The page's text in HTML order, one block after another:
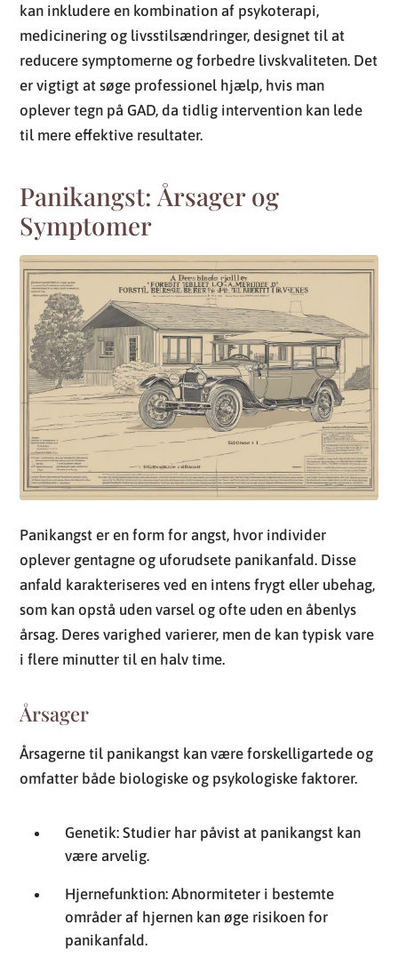
kan inkludere en kombination af psykoterapi,
medicinering og livsstilsændringer, designet til at
reducere symptomerne og forbedre livskvaliteten. Det
er vigtigt at søge professionel hjælp, hvis man
oplever tegn på GAD, da tidlig intervention kan lede
til mere effektive resultater.
Panikangst: Årsager og
Symptomer
Panikangst er en form for angst, hvor individer
oplever gentagne og uforudsete panikanfald. Disse
anfald karakteriseres ved en intens frygt eller ubehag,
som kan opstå uden varsel og ofte uden en åbenlys
årsag. Deres varighed varierer, men de kan typisk vare
i flere minutter til en halv time.
Årsager
Årsagerne til panikangst kan være forskelligartede og
omfatter både biologiske og psykologiske faktorer.
Genetik: Studier har påvist at panikangst kan
være arvelig.
Hjernefunktion: Abnormiteter i bestemte
områder af hjernen kan øge risikoen for
panikanfald.